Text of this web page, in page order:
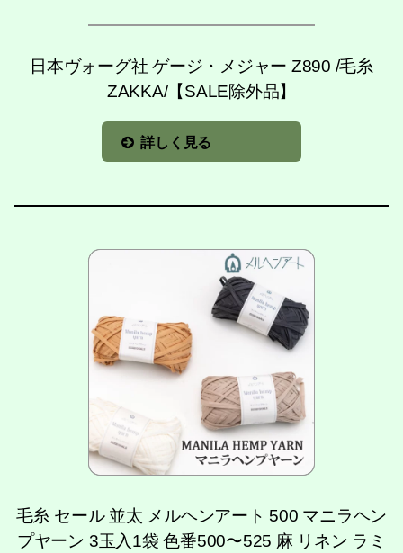
日本ヴォーグ社 ゲージ・メジャー Z890 /毛糸
ZAKKA/【SALE除外品】
詳しく見る
毛糸 セール 並太 メルヘンアート 500 マニラヘン
プヤーン 3玉入1袋 色番500〜525 麻 リネン ラミ